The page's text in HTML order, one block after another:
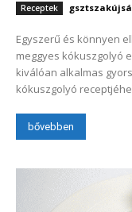
Receptek
Egyszerű és könnyen
meggyes kókuszgolyó
kiválóan alkalmas
kókuszgolyó
bővebben